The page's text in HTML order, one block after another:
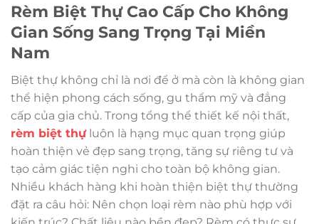
Rèm Biệt Thự Cao Cấp Cho Không
Gian Sống Sang Trọng Tại Miền
Nam
Biệt thự không chỉ là nơi để ở mà còn là không gian
thể hiện phong cách sống, gu thẩm mỹ và đẳng
cấp của gia chủ. Trong tổng thể thiết kế nội thất,
rèm biệt thựluôn là hạng mục quan trọng giúp
hoàn thiện vẻ đẹp sang trọng, tăng sự riêng tư và
tạo cảm giác tiện nghi cho toàn bộ không gian.
Nhiều khách hàng khi hoàn thiện biệt thự thường
đặt ra câu hỏi: Nên chọn loại rèm nào phù hợp với